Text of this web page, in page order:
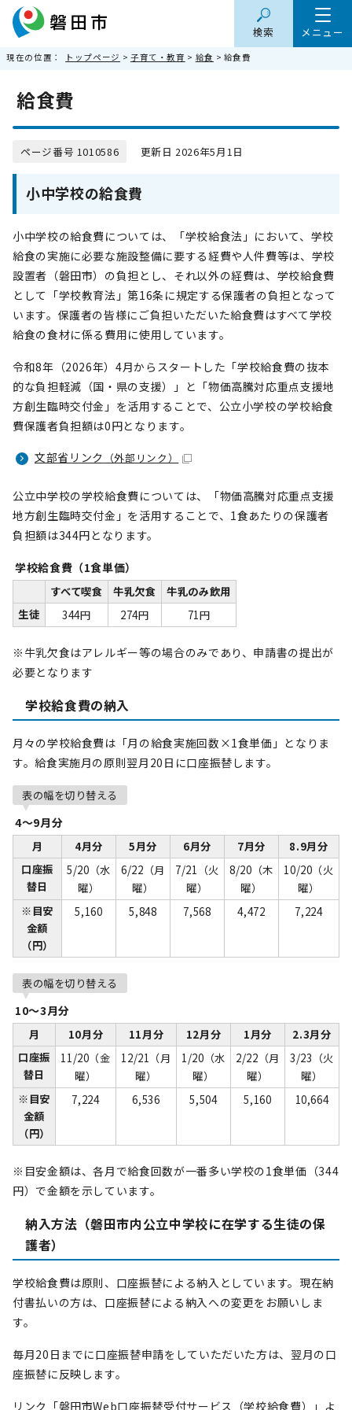
メニュー
検索
現在の位置： トップページ > 子育て・教育 > 給食 > 給食費
給食費
ページ番号 1010586 更新日 2026年5月1日
小中学校の給食費
小中学校の給食費については、「学校給食法」において、学校
給食の実施に必要な施設整備に要する経費や人件費等は、学校
設置者（磐田市）の負担とし、それ以外の経費は、学校給食費
として「学校教育法」第16条に規定する保護者の負担となって
います。保護者の皆様にご負担いただいた給食費はすべて学校
給食の食材に係る費用に使用しています。
令和8年（2026年）4月からスタートした「学校給食費の抜本
的な負担軽減（国・県の支援）」と「物価高騰対応重点支援地
方創生臨時交付金」を活用することで、公立小学校の学校給食
費保護者負担額は0円となります。
文部省リンク
（外部リンク）
公立中学校の学校給食費については、「物価高騰対応重点支援
地方創生臨時交付金」を活用することで、1食あたりの保護者
負担額は344円となります。
学校給食費（1食単価）
すべて喫食 牛乳欠食
牛乳のみ飲用
生徒
344円 274円 71円
※牛乳欠食はアレルギー等の場合のみであり、申請書の提出が
必要となります
学校給食費の納入
月々の学校給食費は「月の給食実施回数×1食単価」となりま
す。給食実施月の原則翌月20日に口座振替します。
表の幅を切り替える
4～9月分
月 4月分 5月分 6月分 7月分
8.9月分
口座振
替日
5/20（水
曜）
6/22（月
曜）
7/21（火
曜）
8/20（木
曜）
10/20（火
曜）
※目安
金額
（円）
5,160 5,848 7,568 4,472 7,224
表の幅を切り替える
10～3月分
月 10月分 11月分 12月分 1月分
2.3月分
口座振
替日
11/20（金
曜）
12/21（月
曜）
1/20（水
曜）
2/22（月
曜）
3/23（火
曜）
※目安
金額
（円）
7,224 6,536 5,504 5,160 10,664
※目安金額は、各月で給食回数が一番多い学校の1食単価（344
円）で金額を示しています。
納入方法（磐田市内公立中学校に在学する生徒の保
護者）
学校給食費は原則、口座振替による納入としています。現在納
付書払いの方は、口座振替による納入への変更をお願いしま
す。
毎月20日までに口座振替申請をしていただいた方は、翌月の口
座振替に反映します。
リンク「磐田市Web口座振替受付サービス（学校給食費）」よ